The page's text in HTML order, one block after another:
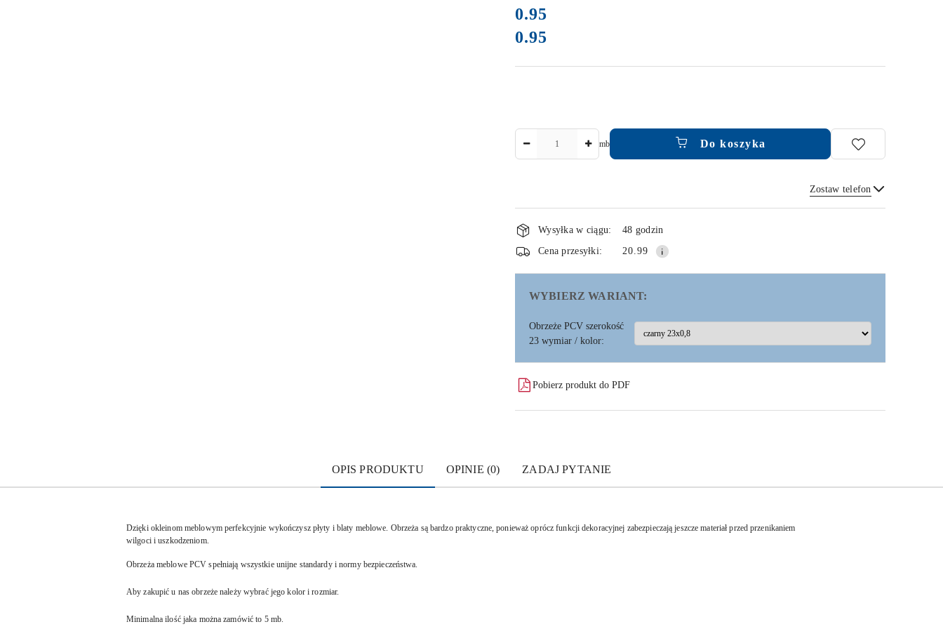
cena:
0.95
Cena:
0.95
mb Do koszyka
Zostaw telefon
Wyślij
Dostępność
i
dostawa
Wysyłka w ciągu:
48 godzin
Cena przesyłki:
20.99
WYBIERZ WARIANT:
Obrzeże PCV szerokość
23 wymiar / kolor:
Pobierz produkt do PDF
OPIS PRODUKTU OPINIE (0) ZADAJ PYTANIE
Dzięki okleinom meblowym perfekcyjnie wykończysz płyty i blaty meblowe. Obrzeża są bardzo praktyczne, ponieważ oprócz funkcji dekoracyjnej zabezpieczają jeszcze materiał przed przenikaniem
wilgoci i uszkodzeniom.
Obrzeża meblowe PCV spełniają wszystkie unijne standardy i normy bezpieczeństwa.
Aby zakupić u nas obrzeże należy wybrać jego kolor i rozmiar.
Minimalna ilość jaka można zamówić to 5 mb.